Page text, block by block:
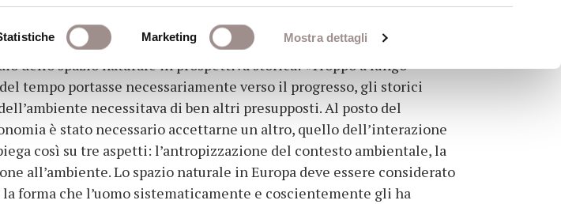
Marketing Mostra dettagli
dello spazio naturale in prospettiva storica: «Troppo a lungo
tempo portasse necessariamente verso il progresso, gli storici
necessitava di ben altri presupposti. Al posto del
è stato necessario accettarne un altro, quello dell’interazione
così su tre aspetti: l’antropizzazione del contesto ambientale, la
all’ambiente. Lo spazio naturale in Europa deve essere considerato
forma che l’uomo sistematicamente e coscientemente gli ha